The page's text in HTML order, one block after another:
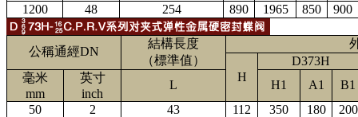
1200
48 254 890 1965 850 900
公稱通經DN
結構長度
（標準值）
H
D373H
毫米
mm
英寸
inch
L H1 A1
B1
50
2 43 112 350 180
200